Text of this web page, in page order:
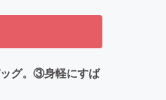
グ。③身軽にすば